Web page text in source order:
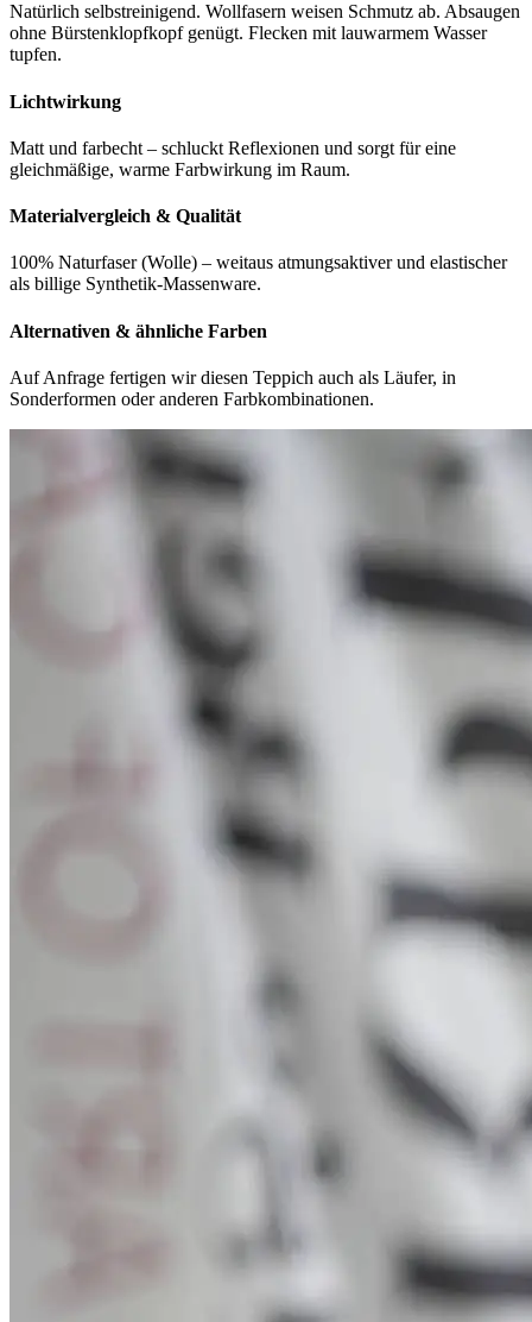
Natürlich selbstreinigend. Wollfasern weisen Schmutz ab. Absaugen
ohne Bürstenklopfkopf genügt. Flecken mit lauwarmem Wasser
tupfen.
Lichtwirkung
Matt und farbecht – schluckt Reflexionen und sorgt für eine
gleichmäßige, warme Farbwirkung im Raum.
Materialvergleich & Qualität
100% Naturfaser (Wolle) – weitaus atmungsaktiver und elastischer
als billige Synthetik-Massenware.
Alternativen & ähnliche Farben
Auf Anfrage fertigen wir diesen Teppich auch als Läufer, in
Sonderformen oder anderen Farbkombinationen.